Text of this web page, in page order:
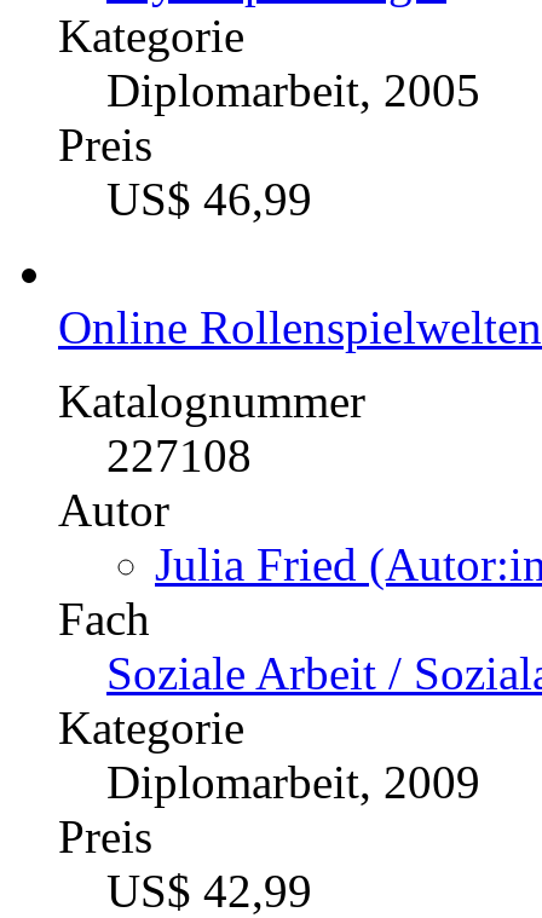
Kategorie
Diplomarbeit, 2005
Preis
US$ 46,99
Online
Katalognummer
227108
Autor
Julia Fried
Fach
Soziale Arbeit /
Kategorie
Diplomarbeit, 2009
Preis
US$ 42,99